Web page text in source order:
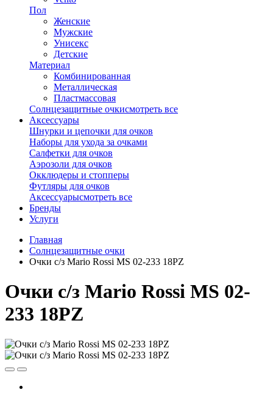
Пол
Женские
Мужские
Унисекс
Детские
Материал
Комбинированная
Металлическая
Пластмассовая
Солнцезащитные очкисмотреть все
Аксессуары
Шнурки и цепочки для очков
Наборы для ухода за очками
Салфетки для очков
Аэрозоли для очков
Окклюдеры и стопперы
Футляры для очков
Аксессуарысмотреть все
Бренды
Услуги
Главная
Солнцезащитные очки
Очки с/з Mario Rossi MS 02-233 18PZ
Очки с/з Mario Rossi MS 02-
233 18PZ